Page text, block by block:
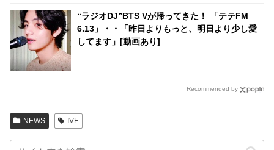
“ラジオDJ”BTS Vが帰ってきた！ 「テテFM
6.13」・・「昨日よりもっと、明日より少し愛
してます」[動画あり]
Recommended by
NEWS IVE